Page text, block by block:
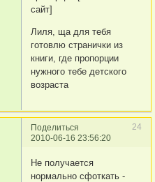
сайт]
Лиля, ща для тебя
готовлю странички из
книги, где пропорции
нужного тебе детского
возраста
Поделиться
24
2010-06-16 23:56:20
Не получается
нормально сфоткать -